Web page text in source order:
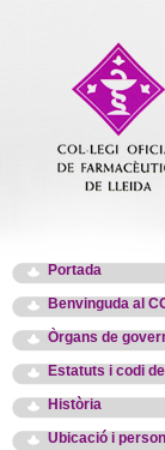
Portada
Benvinguda al
Òrgans de
Estatuts i codi
Història
Ubicació i